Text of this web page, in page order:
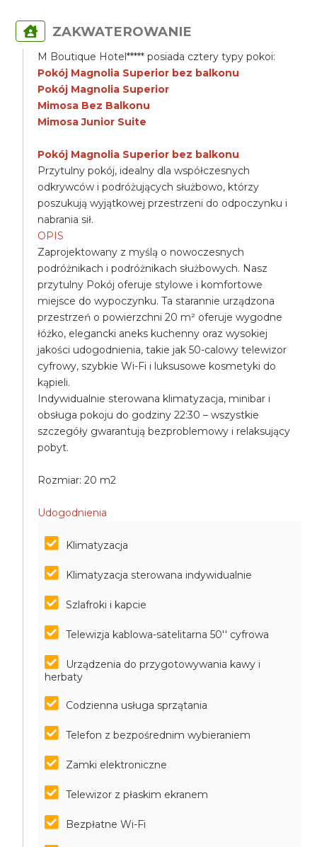
ZAKWATEROWANIE
M Boutique Hotel***** posiada cztery typy pokoi:
Pokój Magnolia Superior bez balkonu
Pokój Magnolia Superior
Mimosa Bez Balkonu
Mimosa Junior Suite
Pokój Magnolia Superior bez balkonu
Przytulny pokój, idealny dla współczesnych
odkrywców i podróżujących służbowo, którzy
poszukują wyjątkowej przestrzeni do odpoczynku i
nabrania sił.
OPIS
Zaprojektowany z myślą o nowoczesnych
podróżnikach i podróżnikach służbowych. Nasz
przytulny Pokój oferuje stylowe i komfortowe
miejsce do wypoczynku. Ta starannie urządzona
przestrzeń o powierzchni 20 m² oferuje wygodne
łóżko, elegancki aneks kuchenny oraz wysokiej
jakości udogodnienia, takie jak 50-calowy telewizor
cyfrowy, szybkie Wi-Fi i luksusowe kosmetyki do
kąpieli.
Indywidualnie sterowana klimatyzacja, minibar i
obsługa pokoju do godziny 22:30 – wszystkie
szczegóły gwarantują bezproblemowy i relaksujący
pobyt.
Rozmiar: 20 m2
Udogodnienia
Klimatyzacja
Klimatyzacja sterowana indywidualnie
Szlafroki i kapcie
Telewizja kablowa-satelitarna 50'' cyfrowa
Urządzenia do przygotowywania kawy i
herbaty
Codzienna usługa sprzątania
Telefon z bezpośrednim wybieraniem
Zamki elektroniczne
Telewizor z płaskim ekranem
Bezpłatne Wi-Fi